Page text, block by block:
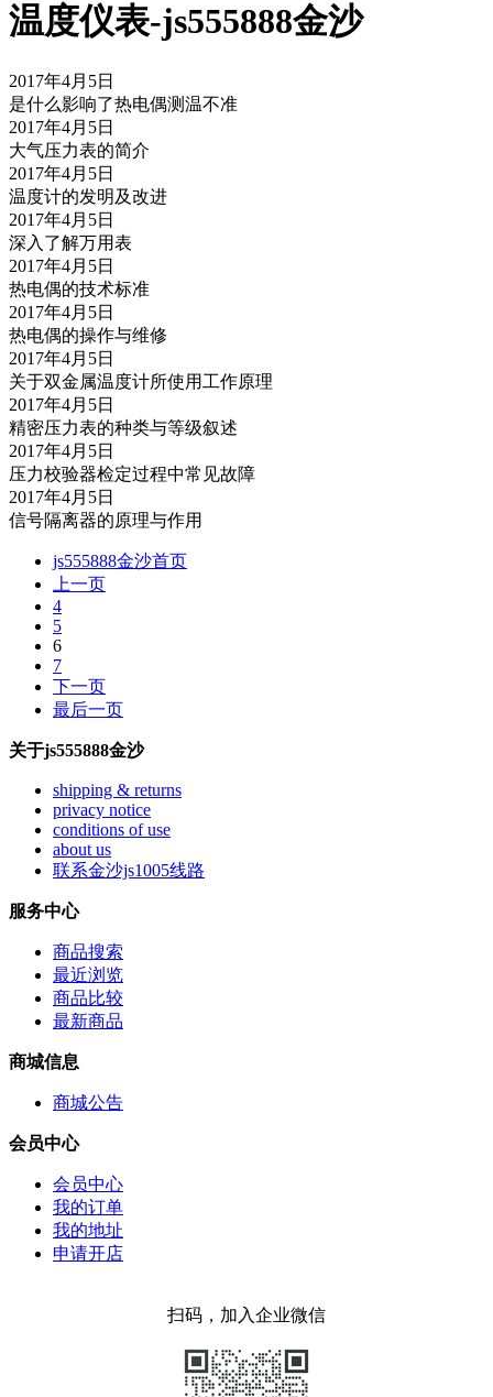
温度仪表-js555888金沙
2017年4月5日
是什么影响了热电偶测温不准
2017年4月5日
大气压力表的简介
2017年4月5日
温度计的发明及改进
2017年4月5日
深入了解万用表
2017年4月5日
热电偶的技术标准
2017年4月5日
热电偶的操作与维修
2017年4月5日
关于双金属温度计所使用工作原理
2017年4月5日
精密压力表的种类与等级叙述
2017年4月5日
压力校验器检定过程中常见故障
2017年4月5日
信号隔离器的原理与作用
js555888金沙首页
上一页
4
5
6
7
下一页
最后一页
关于js555888金沙
shipping & returns
privacy notice
conditions of use
about us
联系金沙js1005线路
服务中心
商品搜索
最近浏览
商品比较
最新商品
商城信息
商城公告
会员中心
会员中心
我的订单
我的地址
申请开店
扫码，加入企业微信